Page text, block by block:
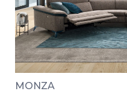
MONZA